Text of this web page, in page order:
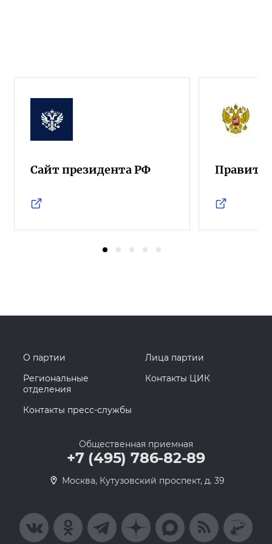
Сайт президента РФ
О партии
Лица партии
Региональные
отделения
Контакты ЦИК
Контакты пресс-службы
Общественная приемная
+7 (495) 786-82-89
Москва, Кутузовский проспект, д. 39